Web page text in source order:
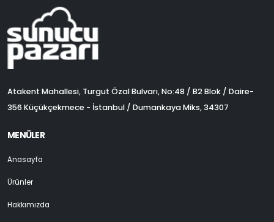
Atakent Mahallesi, Turgut Özal Bulvarı, No:48 / B2 Blok / Daire-
356 Küçükçekmece - İstanbul / Dumankaya Miks, 34307
MENÜLER
Anasayfa
Ürünler
Hakkımızda